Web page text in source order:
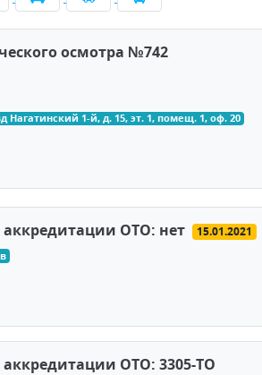
осмотра №742
Нагатинский 1-й, д. 15, эт. 1, помещ. 1, оф. 20
ОТО: нет 15.01.2021
ОТО: 3305-ТО